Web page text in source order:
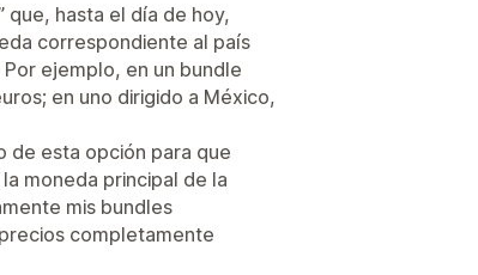
que, hasta el día de hoy,
correspondiente al país
ejemplo, en un bundle
en uno dirigido a México,
de esta opción para que
moneda principal de la
mis bundles
completamente